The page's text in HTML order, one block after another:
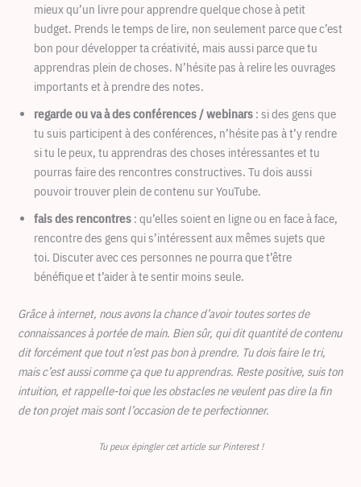
mieux qu’un livre pour apprendre quelque chose à petit
budget. Prends le temps de lire, non seulement parce que c’est
bon pour développer ta créativité, mais aussi parce que tu
apprendras plein de choses. N’hésite pas à relire les ouvrages
importants et à prendre des notes.
regarde ou va à des conférences / webinars : si des gens que
tu suis participent à des conférences, n’hésite pas à t’y rendre
si tu le peux, tu apprendras des choses intéressantes et tu
pourras faire des rencontres constructives. Tu dois aussi
pouvoir trouver plein de contenu sur YouTube.
fais des rencontres : qu’elles soient en ligne ou en face à face,
rencontre des gens qui s’intéressent aux mêmes sujets que
toi. Discuter avec ces personnes ne pourra que t’être
bénéfique et t’aider à te sentir moins seule.
Grâce à internet, nous avons la chance d’avoir toutes sortes de
connaissances à portée de main. Bien sûr, qui dit quantité de contenu
dit forcément que tout n’est pas bon à prendre. Tu dois faire le tri,
mais c’est aussi comme ça que tu apprendras. Reste positive, suis ton
intuition, et rappelle-toi que les obstacles ne veulent pas dire la fin
de ton projet mais sont l’occasion de te perfectionner.
Tu peux épingler cet article sur Pinterest !